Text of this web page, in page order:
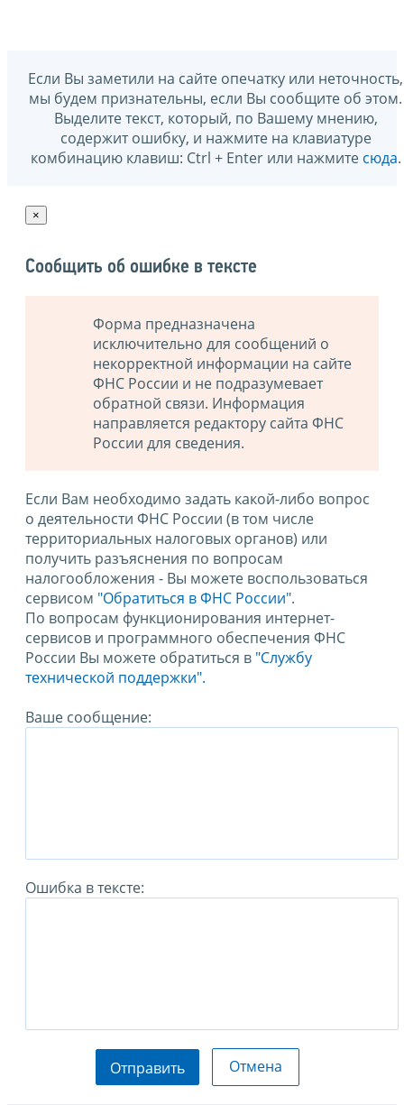
Если Вы заметили на сайте опечатку или неточность,
мы будем признательны, если Вы сообщите об этом.
Выделите текст, который, по Вашему мнению,
содержит ошибку, и нажмите на клавиатуре
комбинацию клавиш: Ctrl + Enter или нажмите сюда.
×
Сообщить об ошибке в тексте
Форма предназначена
исключительно для сообщений о
некорректной информации на сайте
ФНС России и не подразумевает
обратной связи. Информация
направляется редактору сайта ФНС
России для сведения.
Если Вам необходимо задать какой-либо вопрос
о деятельности ФНС России (в том числе
территориальных налоговых органов) или
получить разъяснения по вопросам
налогообложения - Вы можете воспользоваться
сервисом "Обратиться в ФНС России".
По вопросам функционирования интернет-
сервисов и программного обеспечения ФНС
России Вы можете обратиться в "Службу
технической поддержки".
Ваше сообщение:
Ошибка в тексте:
Отправить Отмена